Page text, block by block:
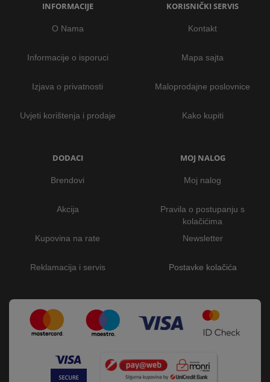
INFORMACIJE
O Nama
Informacije o isporuci
Izjava o privatnosti
Uvjeti korištenja i prodaje
KORISNIČKI SERVIS
Kontakt
Mapa sajta
Maloprodajne poslovnice
Kako kupiti
DODACI
Brendovi
Akcija
Kupovina na rate
Reklamacija i servis
MOJ NALOG
Moj nalog
Pravila o postupanju s
kolačićima
Newsletter
Postavke kolačića